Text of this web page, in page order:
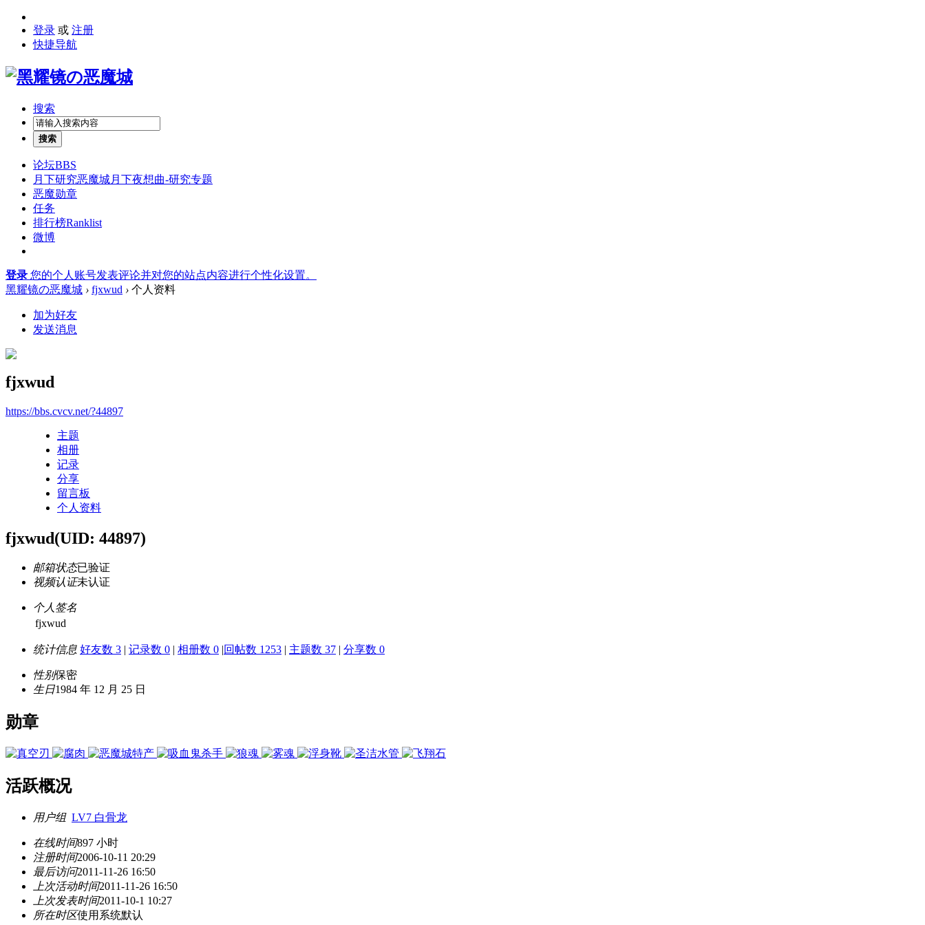
登录 或 注册
快捷导航
搜索
搜索
论坛BBS
月下研究恶魔城月下夜想曲-研究专题
恶魔勋章
任务
排行榜Ranklist
微博
登录 您的个人账号发表评论并对您的站点内容进行个性化设置。
黑耀镜の恶魔城 › fjxwud › 个人资料
加为好友
发送消息
fjxwud
https://bbs.cvcv.net/?44897
主题
相册
记录
分享
留言板
个人资料
fjxwud(UID: 44897)
邮箱状态已验证
视频认证未认证
个人签名
fjxwud
统计信息 好友数 3 | 记录数 0 | 相册数 0 |回帖数 1253 | 主题数 37 | 分享数 0
性别保密
生日1984 年 12 月 25 日
勋章
活跃概况
用户组 LV7 白骨龙
在线时间897 小时
注册时间2006-10-11 20:29
最后访问2011-11-26 16:50
上次活动时间2011-11-26 16:50
上次发表时间2011-10-1 10:27
所在时区使用系统默认